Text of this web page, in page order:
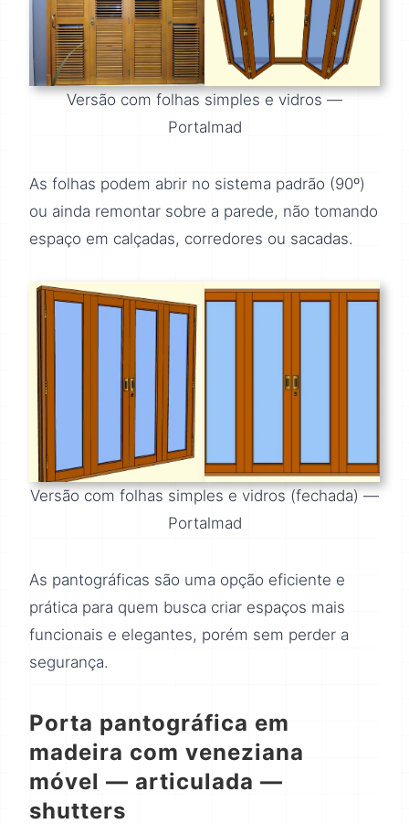
Versão com folhas simples e vidros —
Portalmad
As folhas podem abrir no sistema padrão (90º)
ou ainda remontar sobre a parede, não tomando
espaço em calçadas, corredores ou sacadas.
Versão com folhas simples e vidros (fechada) —
Portalmad
As pantográficas são uma opção eficiente e
prática para quem busca criar espaços mais
funcionais e elegantes, porém sem perder a
segurança.
Porta pantográfica em
madeira com veneziana
móvel — articulada —
shutters